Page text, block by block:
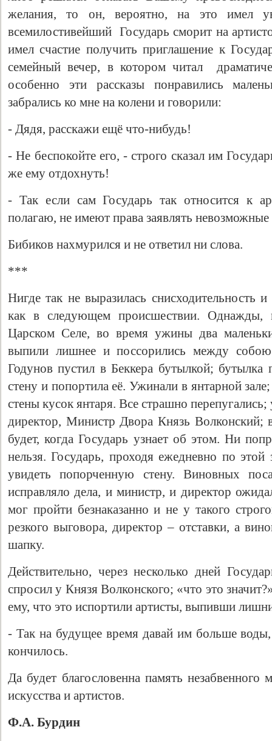
желания, то он, вероятно, на это имел
всемилостивейший Государь сморит на
имел счастие получить приглашение к
семейный вечер, в котором читал
особенно эти рассказы понравились
забрались ко мне на колени и говорили:
- Дядя, расскажи ещё что-нибудь!
- Не беспокойте его, - строго сказал им
же ему отдохнуть!
- Так если сам Государь так относится к
полагаю, не имеют права заявлять невозможные
Бибиков нахмурился и не ответил ни слова.
***
Нигде так не выразилась снисходительность
как в следующем происшествии. Однажды,
Царском Селе, во время ужины два
выпили лишнее и поссорились между
Годунов пустил в Беккера бутылкой; бутылка
стену и попортила её. Ужинали в янтарной
стены кусок янтаря. Все страшно
директор, Министр Двора Князь Волконский;
будет, когда Государь узнает об этом. Ни
нельзя. Государь, проходя ежедневно по
увидеть попорченную стену. Виновных
исправляло дела, и министр, и директор
мог пройти безнаказанно и не у такого
резкого выговора, директор – отставки, а
шапку.
Действительно, через несколько дней
спросил у Князя Волконского; «что это
ему, что это испортили артисты, выпивши
- Так на будущее время давай им больше воды,
кончилось.
Да будет благословенна память незабвенного
искусства и артистов.
Ф.А. Бурдин